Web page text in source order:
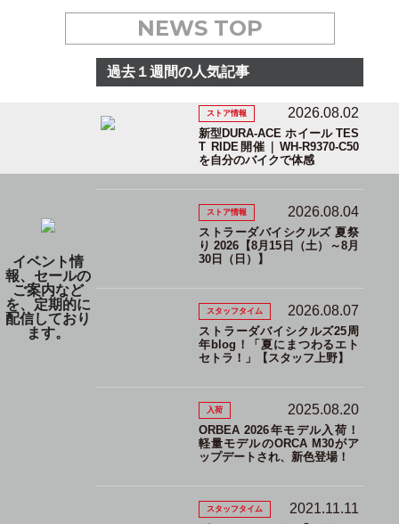
NEWS TOP
過去１週間の人気記事
ストア情報 2026.08.02
新型DURA-ACE ホイール TES
T RIDE開催｜WH-R9370-C50
を自分のバイクで体感
ストア情報 2026.08.04
ストラーダバイシクルズ 夏祭
り 2026【8月15日（土）～8月
30日（日）】
スタッフタイム 2026.08.07
ストラーダバイシクルズ25周
年blog！「夏にまつわるエト
セトラ！」【スタッフ上野】
入荷 2025.08.20
ORBEA 2026年モデル入荷！
軽量モデルのORCA M30がア
ップデートされ、新色登場！
スタッフタイム 2021.11.11
イベント情
報、セールの
ご案内など
を、定期的に
配信しており
ます。